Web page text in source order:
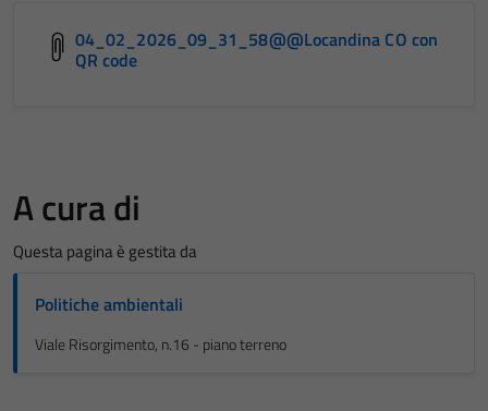
04_02_2026_09_31_58@@Locandina CO con
QR code
A cura di
Questa pagina è gestita da
Politiche ambientali
Viale Risorgimento, n.16 - piano terreno